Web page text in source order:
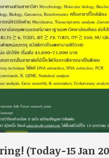
(Today-15 Jan